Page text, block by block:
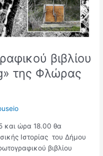
βιβλίου
της Φλώρας
και ώρα 18.00 θα
Ιστορίας του Δήμου
βιβλίου